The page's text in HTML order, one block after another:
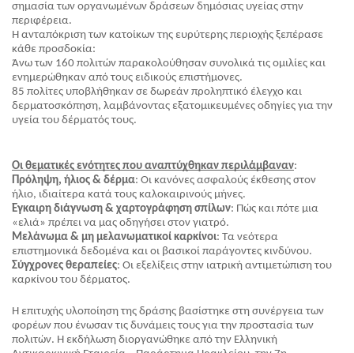
σημασία των οργανωμένων δράσεων δημόσιας υγείας στην
περιφέρεια.
Η ανταπόκριση των κατοίκων της ευρύτερης περιοχής ξεπέρασε
κάθε προσδοκία:
​Άνω των 160 πολιτών παρακολούθησαν συνολικά τις ομιλίες και
ενημερώθηκαν από τους ειδικούς επιστήμονες.
​85 πολίτες υποβλήθηκαν σε δωρεάν προληπτικό έλεγχο και
δερματοσκόπηση, λαμβάνοντας εξατομικευμένες οδηγίες για την
υγεία του δέρματός τους.
Οι θεματικές ενότητες που αναπτύχθηκαν περιλάμβαναν:
Πρόληψη, ήλιος & δέρμα: Οι κανόνες ασφαλούς έκθεσης στον
ήλιο, ιδιαίτερα κατά τους καλοκαιρινούς μήνες.
Έγκαιρη διάγνωση & χαρτογράφηση σπίλων: Πώς και πότε μια
«ελιά» πρέπει να μας οδηγήσει στον γιατρό.
Μελάνωμα & μη μελανωματικοί καρκίνοι: Τα νεότερα
επιστημονικά δεδομένα και οι βασικοί παράγοντες κινδύνου.
Σύγχρονες θεραπείες: Οι εξελίξεις στην ιατρική αντιμετώπιση του
καρκίνου του δέρματος.
Η επιτυχής υλοποίηση της δράσης βασίστηκε στη συνέργεια των
φορέων που ένωσαν τις δυνάμεις τους για την προστασία των
πολιτών. Η εκδήλωση διοργανώθηκε από την Ελληνική